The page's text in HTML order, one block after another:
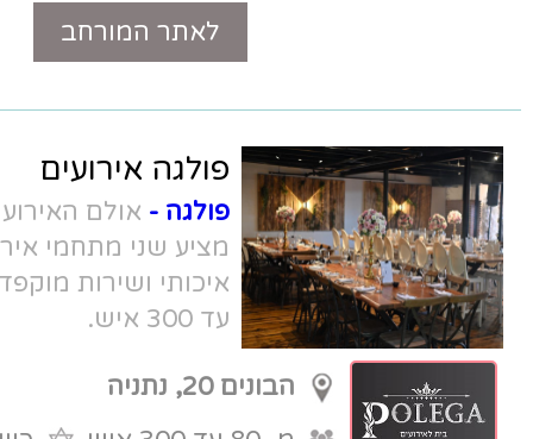
טלפון
פולגה אירועים
פולגה - אולם האירועים בפולג נתניה
מציע שני מתחמי אירוח, מטבח שף
איכותי ושירות מוקפד. לאירועים מ- 80
עד 300 איש.